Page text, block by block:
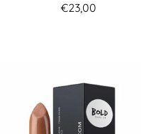
€23,00